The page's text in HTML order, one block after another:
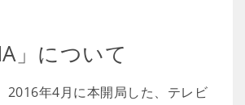
」について
2016年4月に本開局した、テレビ